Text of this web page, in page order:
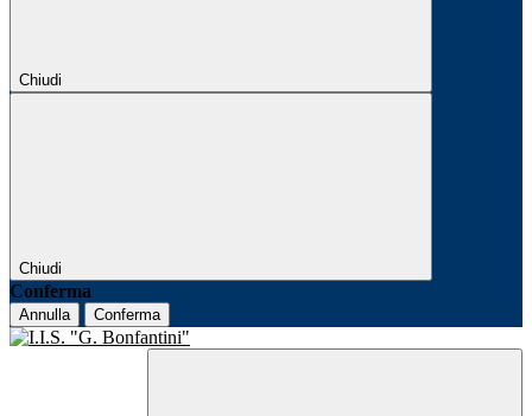
Chiudi
Chiudi
Conferma
Annulla Conferma